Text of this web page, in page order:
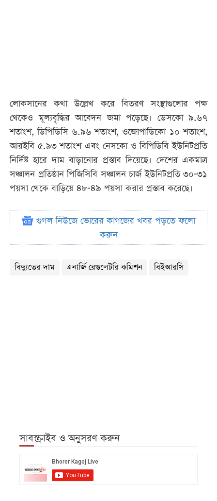
লোকসানের কথা উল্লেখ করে বিতরণ সংস্থাগুলোর পক্ষ
থেকেও মূল্যবৃদ্ধির আবেদন জমা পড়েছে। ডেসকো ৯.৬৭
শতাংশ, ডিপিডিসি ৬.৯৬ শতাংশ, ওজোপাডিকো ১০ শতাংশ,
আরইবি ৫.৯৩ শতাংশ এবং নেসকো ও বিপিডিবি ইউনিটপ্রতি
নির্দিষ্ট হারে দাম বাড়ানোর প্রস্তাব দিয়েছে। দেশের একমাত্র
সঞ্চালন প্রতিষ্ঠান পিজিসিবি সঞ্চালন চার্জ ইউনিটপ্রতি ৩০-৩১
পয়সা থেকে বাড়িয়ে ৪৮-৪৯ পয়সা করার প্রস্তাব করেছে।
গুগল নিউজে ভোরের কাগজের খবর পড়তে ফলো
করুন
বিদ্যুতের দাম এনার্জি রেগুলেটরি কমিশন বিইআরসি
সাবস্ক্রাইব ও অনুসরণ করুন